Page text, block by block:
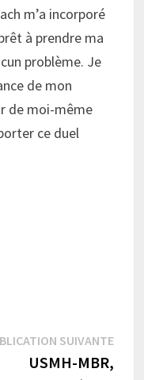
m’a incorporé
à prendre ma
problème. Je
de mon
de moi-même
ce duel
:
SUIVANTE
USMH-MBR,